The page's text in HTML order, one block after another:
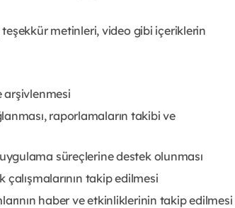
metinleri, video gibi içeriklerin
arşivlenmesi
raporlamaların takibi ve
süreçlerine destek olunması
takip edilmesi
haber ve etkinliklerinin takip edilmesi